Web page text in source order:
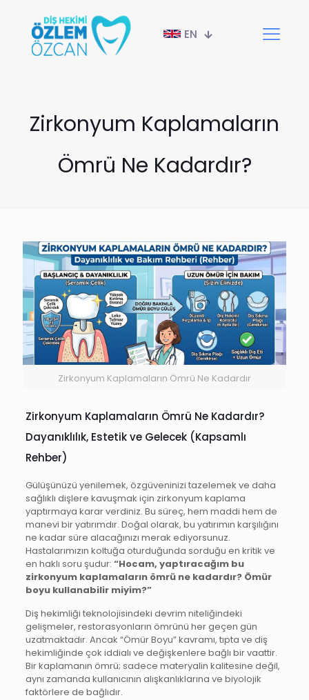
EN
Zirkonyum Kaplamaların
Ömrü Ne Kadardır?
Zirkonyum Kaplamaların Ömrü Ne Kadardır
Zirkonyum Kaplamaların Ömrü Ne Kadardır?
Dayanıklılık, Estetik ve Gelecek (Kapsamlı
Rehber)
Gülüşünüzü yenilemek, özgüveninizi tazelemek ve daha
sağlıklı dişlere kavuşmak için zirkonyum kaplama
yaptırmaya karar verdiniz. Bu süreç, hem maddi hem de
manevi bir yatırımdır. Doğal olarak, bu yatırımın karşılığını
ne kadar süre alacağınızı merak ediyorsunuz.
Hastalarımızın koltuğa oturduğunda sorduğu en kritik ve
en haklı soru şudur: “Hocam, yaptıracağım bu
zirkonyum kaplamaların ömrü ne kadardır? Ömür
boyu kullanabilir miyim?”
Diş hekimliği teknolojisindeki devrim niteliğindeki
gelişmeler, restorasyonların ömrünü her geçen gün
uzatmaktadır. Ancak “Ömür Boyu” kavramı, tıpta ve diş
hekimliğinde çok iddialı ve değişkenlere bağlı bir vaattir.
Bir kaplamanın ömrü; sadece materyalin kalitesine değil,
aynı zamanda kullanıcının alışkanlıklarına ve biyolojik
faktörlere de bağlıdır.